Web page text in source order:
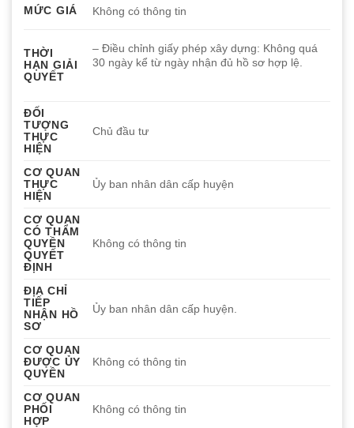
MỨC GIÁ Không có thông tin
THỜI
HẠN GIẢI
QUYẾT
– Điều chỉnh giấy phép xây dựng: Không quá
30 ngày kể từ ngày nhận đủ hồ sơ hợp lệ.
ĐỐI
TƯỢNG
THỰC
HIỆN
Chủ đầu tư
CƠ QUAN
THỰC
HIỆN
Ủy ban nhân dân cấp huyện
CƠ QUAN
CÓ THẨM
QUYỀN
QUYẾT
ĐỊNH
Không có thông tin
ĐỊA CHỈ
TIẾP
NHẬN HỒ
SƠ
Ủy ban nhân dân cấp huyện.
CƠ QUAN
ĐƯỢC ỦY
QUYỀN
Không có thông tin
CƠ QUAN
PHỐI
HỢP
Không có thông tin